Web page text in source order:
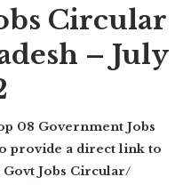
Circular
– July
08 Government Jobs
provide a direct link to
Jobs Circular/